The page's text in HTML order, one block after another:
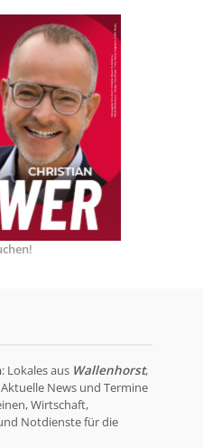
: Lokales aus Wallenhorst,
News und Termine
Wirtschaft,
Notdienste für die